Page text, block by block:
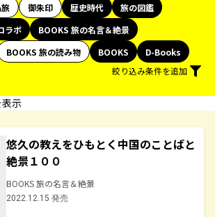
御朱印 歴史時代
旅の図鑑
ラボ
BOOKS 旅の名言＆絶景
BOOKS 旅の読み物 BOOKS
D-Books
絞り込み条件を追加
示
悠久の教えをひもとく中国のことばと
絶景１００
BOOKS 旅の名言＆絶景
2022.12.15 発売